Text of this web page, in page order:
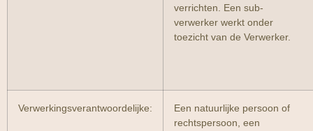
verrichten. Een sub-
verwerker werkt onder
toezicht van de Verwerker.
Verwerkingsverantwoordelijke:
Een natuurlijke persoon of
rechtspersoon, een